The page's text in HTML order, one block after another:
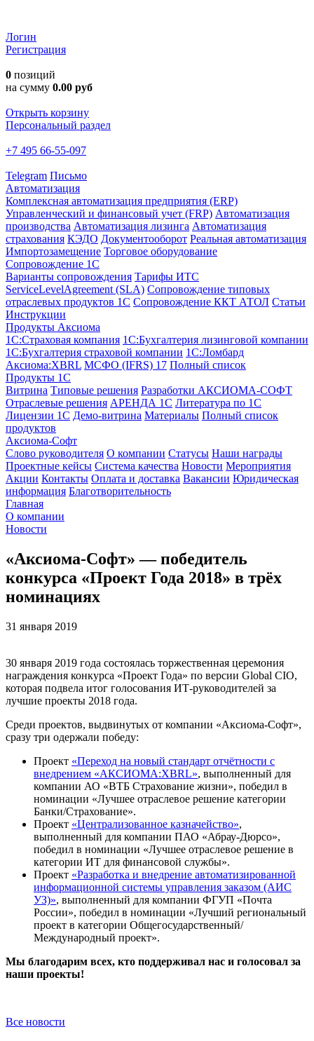
Логин
Регистрация
0 позиций
на сумму 0.00 руб
Открыть корзину
Персональный раздел
+7 495 66-55-097
Telegram Письмо
Автоматизация
Комплексная автоматизация предприятия (ERP)
Управленческий и финансовый учет (FRP) Автоматизация
производства Автоматизация лизинга Автоматизация
страхования КЭДО Документооборот Реальная автоматизация
Импортозамещение Торговое оборудование
Сопровождение 1С
Варианты сопровождения Тарифы ИТС
ServiceLevelAgreement (SLA) Сопровождение типовых
отраслевых продуктов 1С Сопровождение ККТ АТОЛ Статьи
Инструкции
Продукты Аксиома
1С:Страховая компания 1С:Бухгалтерия лизинговой компании
1С:Бухгалтерия страховой компании 1С:Ломбард
Аксиома:XBRL МСФО (IFRS) 17 Полный список
Продукты 1С
Витрина Типовые решения Разработки АКСИОМА-СОФТ
Отраслевые решения АРЕНДА 1С Литература по 1С
Лицензии 1C Демо-витрина Материалы Полный список
продуктов
Аксиома-Софт
Слово руководителя О компании Статусы Наши награды
Проектные кейсы Система качества Новости Мероприятия
Акции Контакты Оплата и доставка Вакансии Юридическая
информация Благотворительность
Главная
О компании
Новости
«Аксиома-Софт» — победитель
конкурса «Проект Года 2018» в трёх
номинациях
31 января 2019
30 января 2019 года состоялась торжественная церемония
награждения конкурса «Проект Года» по версии Global CIO,
которая подвела итог голосования ИТ-руководителей за
лучшие проекты 2018 года.
Среди проектов, выдвинутых от компании «Аксиома-Софт»,
сразу три одержали победу:
Проект «Переход на новый стандарт отчётности с
внедрением «АКСИОМА:XBRL», выполненный для
компании АО «ВТБ Страхование жизни», победил в
номинации «Лучшее отраслевое решение категории
Банки/Страхование».
Проект «Централизованное казначейство»,
выполненный для компании ПАО «Абрау-Дюрсо»,
победил в номинации «Лучшее отраслевое решение в
категории ИТ для финансовой службы».
Проект «Разработка и внедрение автоматизированной
информационной системы управления заказом (АИС
УЗ)», выполненный для компании ФГУП «Почта
России», победил в номинации «Лучший региональный
проект в категории Общегосударственный/
Международный проект».
Мы благодарим всех, кто поддерживал нас и голосовал за
наши проекты!
Все новости